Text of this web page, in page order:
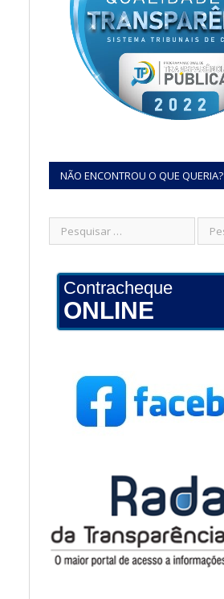
NÃO ENCONTROU O QUE QUERIA?
Contracheque
ONLINE